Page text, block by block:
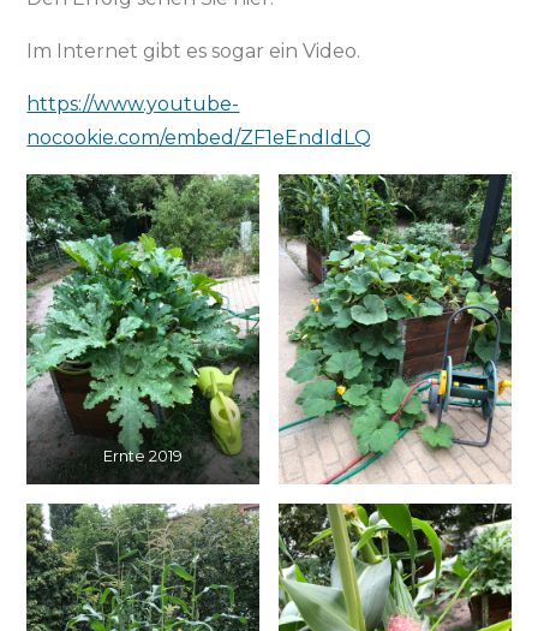
Im Internet gibt es sogar ein Video.
https://www.youtube-
nocookie.com/embed/ZF1eEndIdLQ
Ernte 2019